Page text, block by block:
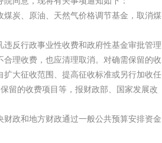
炭、原油、天然气价格调节基金，取消煤
反行政事业性收费和政府性基金审批管理
理收费，也应清理取消。对确需保留的收
大征收范围、提高征收标准或另行加收任
留的收费项目等，报财政部、国家发展改
政和地方财政通过一般公共预算安排资金